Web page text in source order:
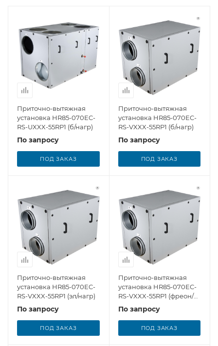
Приточно-вытяжная
установка HR85-070EC-
RS-UXXX-55RP1 (б/нагр)
По запросу
ПОД ЗАКАЗ
Приточно-вытяжная
установка HR85-070EC-
RS-VXXX-55RP1 (б/нагр)
По запросу
ПОД ЗАКАЗ
Приточно-вытяжная
установка HR85-070EC-
RS-VXXX-55RP1 (эл/нагр)
По запросу
ПОД ЗАКАЗ
Приточно-вытяжная
установка HR85-070EC-
RS-VXXX-55RP1 (фреон/
охл)
По запросу
ПОД ЗАКАЗ